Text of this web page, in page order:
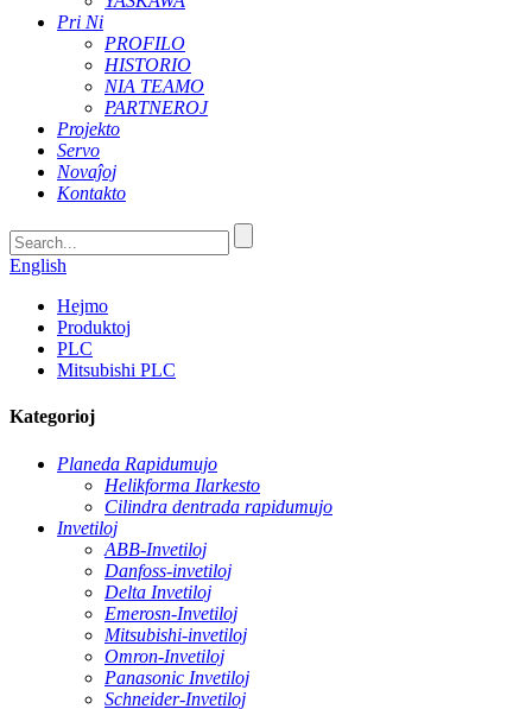
Pri Ni
PROFILO
HISTORIO
NIA TEAMO
PARTNEROJ
Projekto
Servo
Novaĵoj
Kontakto
English
Hejmo
Produktoj
PLC
Mitsubishi PLC
Kategorioj
Planeda Rapidumujo
Helikforma Ilarkesto
Cilindra dentrada rapidumujo
Invetiloj
ABB-Invetiloj
Danfoss-invetiloj
Delta Invetiloj
Emerosn-Invetiloj
Mitsubishi-invetiloj
Omron-Invetiloj
Panasonic Invetiloj
Schneider-Invetiloj